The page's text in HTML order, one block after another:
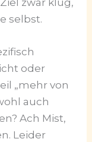
selbst.
oder
„mehr von
auch
Ach Mist,
Leider